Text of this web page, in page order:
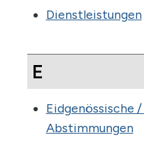
Dienstleistungen
E
Eidgenössische
Abstimmungen